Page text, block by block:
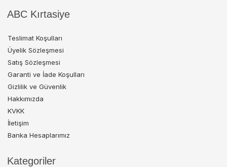
ABC Kırtasiye
Teslimat Koşulları
Üyelik Sözleşmesi
Satış Sözleşmesi
Garanti ve İade Koşulları
Gizlilik ve Güvenlik
Hakkımızda
KVKK
İletişim
Banka Hesaplarımız
Kategoriler